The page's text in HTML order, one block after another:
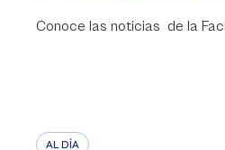
Conoce las noticias de la
AL DÍA